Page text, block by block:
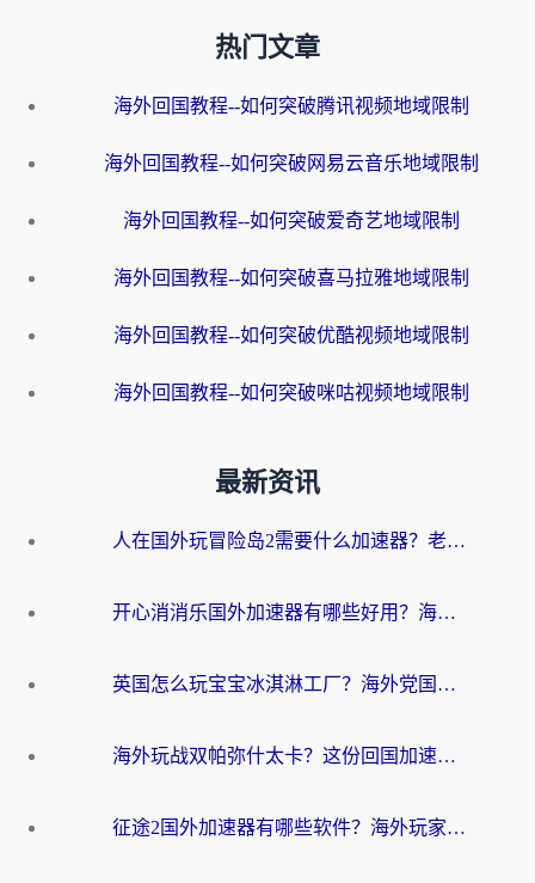
热门文章
海外回国教程--如何突破腾讯视频地域限制
海外回国教程--如何突破网易云音乐地域限制
海外回国教程--如何突破爱奇艺地域限制
海外回国教程--如何突破喜马拉雅地域限制
海外回国教程--如何突破优酷视频地域限制
海外回国教程--如何突破咪咕视频地域限制
最新资讯
人在国外玩冒险岛2需要什么加速器？老玩家亲测有效的选择指南
开心消消乐国外加速器有哪些好用？海外党亲测不踩坑指南（附塔瑞斯世界Online流畅技巧）
英国怎么玩宝宝冰淇淋工厂？海外党国服游戏加速避坑指南（附挪威装甲风暴解决方案）
海外玩战双帕弥什太卡？这份回国加速器终极指南帮你告别延迟（附打球球大作战古今江湖加速方案）
征途2国外加速器有哪些软件？海外玩家亲测实用指南（附非洲梦幻西游加速技巧）